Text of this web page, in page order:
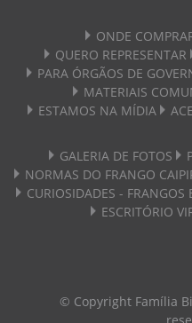
ONDE
QUERO REPRESENTAR
PARA ÓRGÃOS DE
MATERIAIS
ESTAMOS NA MÍDIA
GALERIA DE FOTOS
NORMAS DO FRANGO
CURIOSIDADES - FRANGOS
ESCRITÓRIO
© Copyright Família